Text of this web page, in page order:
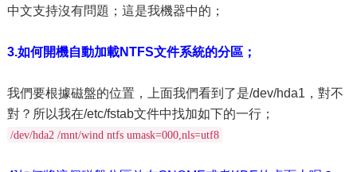
中文支持沒有問題；這是我機器中的；
3.如何開機自動加載NTFS文件系統的分區；
我們要根據磁盤的位置，上面我們看到了是/dev/hda1，對不
對？所以我在/etc/fstab文件中找加如下的一行；
/dev/hda2 /mnt/wind ntfs umask=000,nls=utf8